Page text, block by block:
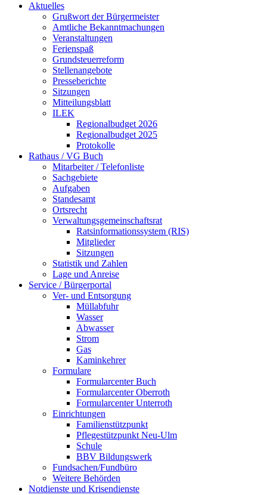
Aktuelles
Grußwort der Bürgermeister
Amtliche Bekanntmachungen
Veranstaltungen
Ferienspaß
Grundsteuerreform
Stellenangebote
Presseberichte
Sitzungen
Mitteilungsblatt
ILEK
Regionalbudget 2026
Regionalbudget 2025
Protokolle
Rathaus / VG Buch
Mitarbeiter / Telefonliste
Sachgebiete
Aufgaben
Standesamt
Ortsrecht
Verwaltungsgemeinschaftsrat
Ratsinformationssystem (RIS)
Mitglieder
Sitzungen
Statistik und Zahlen
Lage und Anreise
Service / Bürgerportal
Ver- und Entsorgung
Müllabfuhr
Wasser
Abwasser
Strom
Gas
Kaminkehrer
Formulare
Formularcenter Buch
Formularcenter Oberroth
Formularcenter Unterroth
Einrichtungen
Familienstützpunkt
Pflegestützpunkt Neu-Ulm
Schule
BBV Bildungswerk
Fundsachen/Fundbüro
Weitere Behörden
Notdienste und Krisendienste